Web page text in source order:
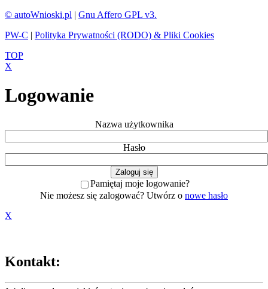
© autoWnioski.pl | Gnu Affero GPL v3.
PW-C | Polityka Prywatności (RODO) & Pliki Cookies
TOP
X
Logowanie
Nazwa użytkownika
Hasło
Pamiętaj moje logowanie?
Nie możesz się zalogować? Utwórz o nowe hasło
X
Kontakt: